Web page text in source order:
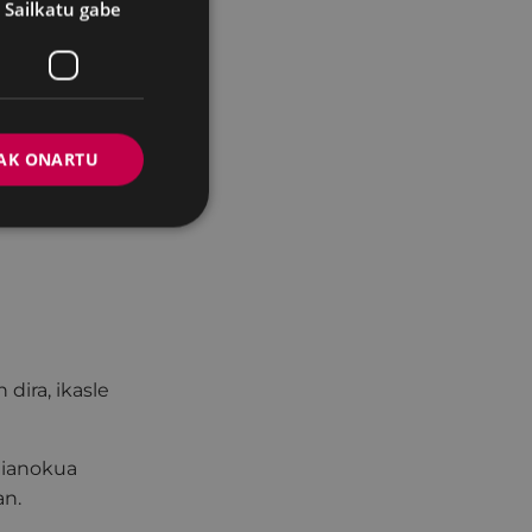
alaba zein
behin
zaio.
dira, ikasle
Sailkatu gabe
ONARTU